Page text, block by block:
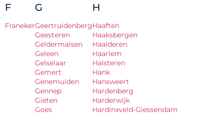
F
Franeker
G
Geertruidenberg
Geesteren
Geldermalsen
Geleen
Gelselaar
Gemert
Genemuiden
Gennep
Gieten
Goes
H
Haaften
Haaksbergen
Haalderen
Haarlem
Halsteren
Hank
Hansweert
Hardenberg
Harderwijk
Hardinxveld-Giessendam